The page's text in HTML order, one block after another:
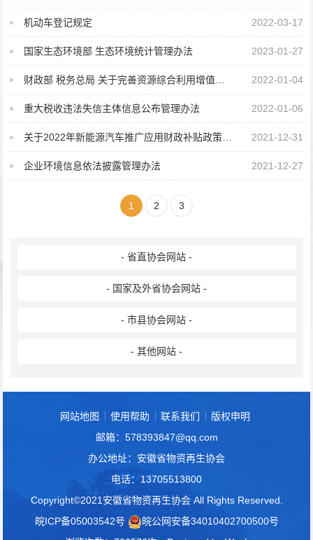
机动车登记规定 2022-03-17
国家生态环境部 生态环境统计管理办法 2023-01-27
2022-01-04
重大税收违法失信主体信息公布管理办法 2022-01-06
2021-12-31
企业环境信息依法披露管理办法 2021-12-27
1 2 3
- 省直协会网站 -
- 国家及外省协会网站 -
- 市县协会网站 -
- 其他网站 -
网站地图 使用帮助 联系我们
版权申明
邮箱：578393847@qq.com
办公地址：安徽省物资再生协会
电话：13705513800
Copyright©2021安徽省物资再生协会 All Rights Reserved.
皖ICP备05003542号
皖公网安备34010402700500号